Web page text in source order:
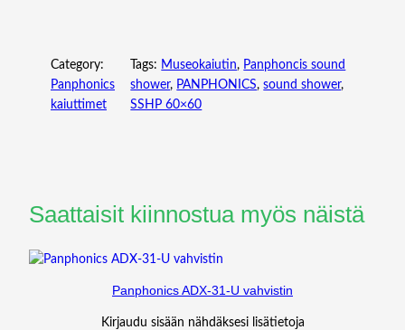
Category:
Panphonics
kaiuttimet
Tags: Museokaiutin, Panphoncis sound
shower, PANPHONICS, sound shower
SSHP 60×60
Saattaisit kiinnostua myös näistä
Panphonics ADX-31-U vahvistin
Kirjaudu sisään nähdäksesi lisätietoja